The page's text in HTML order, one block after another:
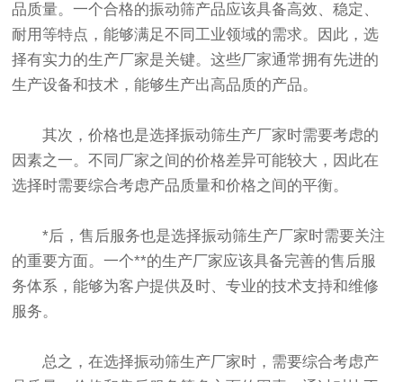
品质量。一个合格的振动筛产品应该具备高效、稳定、
耐用等特点，能够满足不同工业领域的需求。因此，选
择有实力的生产厂家是关键。这些厂家通常拥有先进的
生产设备和技术，能够生产出高品质的产品。
其次，价格也是选择振动筛生产厂家时需要考虑的
因素之一。不同厂家之间的价格差异可能较大，因此在
选择时需要综合考虑产品质量和价格之间的平衡。
*后，售后服务也是选择振动筛生产厂家时需要关注
的重要方面。一个**的生产厂家应该具备完善的售后服
务体系，能够为客户提供及时、专业的技术支持和维修
服务。
总之，在选择振动筛生产厂家时，需要综合考虑产